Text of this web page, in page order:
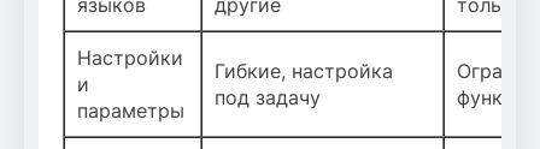
Настройки
и
параметры
Гибкие, настройка
под задачу
функции